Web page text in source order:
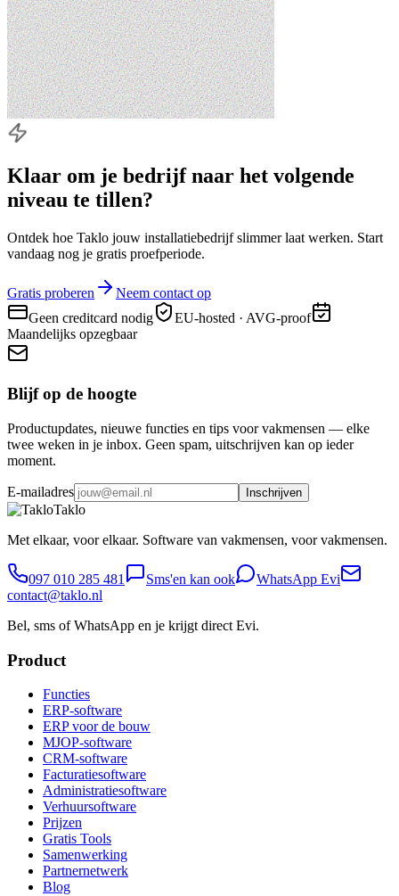
Klaar om je bedrijf naar het volgende
niveau te tillen?
Ontdek hoe Taklo jouw installatiebedrijf slimmer laat werken. Start
vandaag nog je gratis proefperiode.
Gratis proberen
Neem contact op
Geen creditcard nodig
EU-hosted · AVG-proof
Maandelijks opzegbaar
Blijf op de hoogte
Productupdates, nieuwe functies en tips voor vakmensen — elke
twee weken in je inbox. Geen spam, uitschrijven kan op ieder
moment.
E-mailadres Inschrijven
Taklo
Met elkaar, voor elkaar. Software van vakmensen, voor vakmensen.
097 010 285 481 Sms'en kan ook
WhatsApp Evi
contact@taklo.nl
Bel, sms of WhatsApp en je krijgt direct Evi.
Product
Functies
ERP-software
ERP voor de bouw
MJOP-software
CRM-software
Facturatiesoftware
Administratiesoftware
Verhuursoftware
Prijzen
Gratis Tools
Samenwerking
Partnernetwerk
Blog